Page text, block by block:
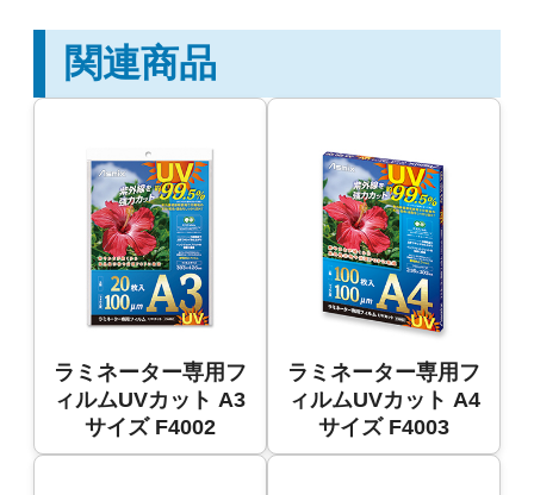
関連商品
ラミネーター専用フ
ィルムUVカット A3
サイズ F4002
ラミネーター専用フ
ィルムUVカット A4
サイズ F4003